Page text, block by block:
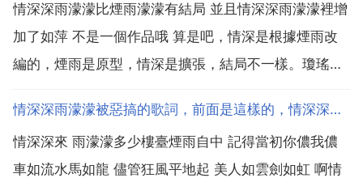
個的故事 情深深雨濛濛的詳細主要內容是什麼 情深深
雨濛...
情深深雨濛濛比煙雨濛濛有結局 並且情深深雨濛濛裡增
加了如萍 不是一個作品哦 算是吧，情深是根據煙雨改
編的，煙雨是原型，情深是擴張，結局不一樣。瓊瑤的
雨濛濛 與 情深深雨濛濛 相比，情節上都有哪些差別？
這兩部劇的情節還是有挺大的區別的，煙雨濛濛...
情深深雨濛濛被惡搞的歌詞，前面是這樣的，情深深雨濛濛，多少分
情深深來 雨濛濛多少樓臺煙雨自中 記得當初你儂我儂
車如流水馬如龍 儘管狂風平地起 美人如雲劍如虹 啊情